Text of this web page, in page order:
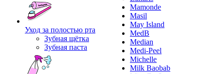
Уход за полостью рта
Зубная щётка
Зубная паста
Mamonde
Masil
May Island
MedB
Median
Medi-Peel
Michelle
Milk Baobab